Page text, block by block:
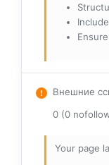
Внешние
0 (0
Your page